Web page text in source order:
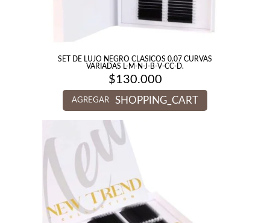
SET DE LUJO NEGRO CLASICOS 0.07 CURVAS
VARIADAS L-M-N-J-B-V-CC-D.
$130.000
AGREGAR SHOPPING_CART